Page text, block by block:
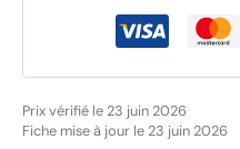
Prix vérifié le 23 juin 2026
Fiche mise à jour le 23 juin 2026